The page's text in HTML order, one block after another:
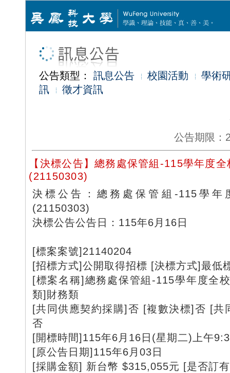
公告類型： 訊息公告 校園活動
學術
訊
徵才資訊
公告期限：
【決標公告】總務處保管組-115學年度
(21150303)
決標公告：總務處保管組-115學年
(21150303)
決標公告公告日：115年6月16日
[標案案號]21140204
[招標方式]公開取得招標 [決標方式]最低
[標案名稱]總務處保管組-115學年度全
類]財務類
[共同供應契約採購]否 [複數決標]否 [共
否
[開標時間]115年6月16日(星期二)上午
[原公告日期]115年6月03日
[採購金額] 新台幣 $315,055元 [是否訂